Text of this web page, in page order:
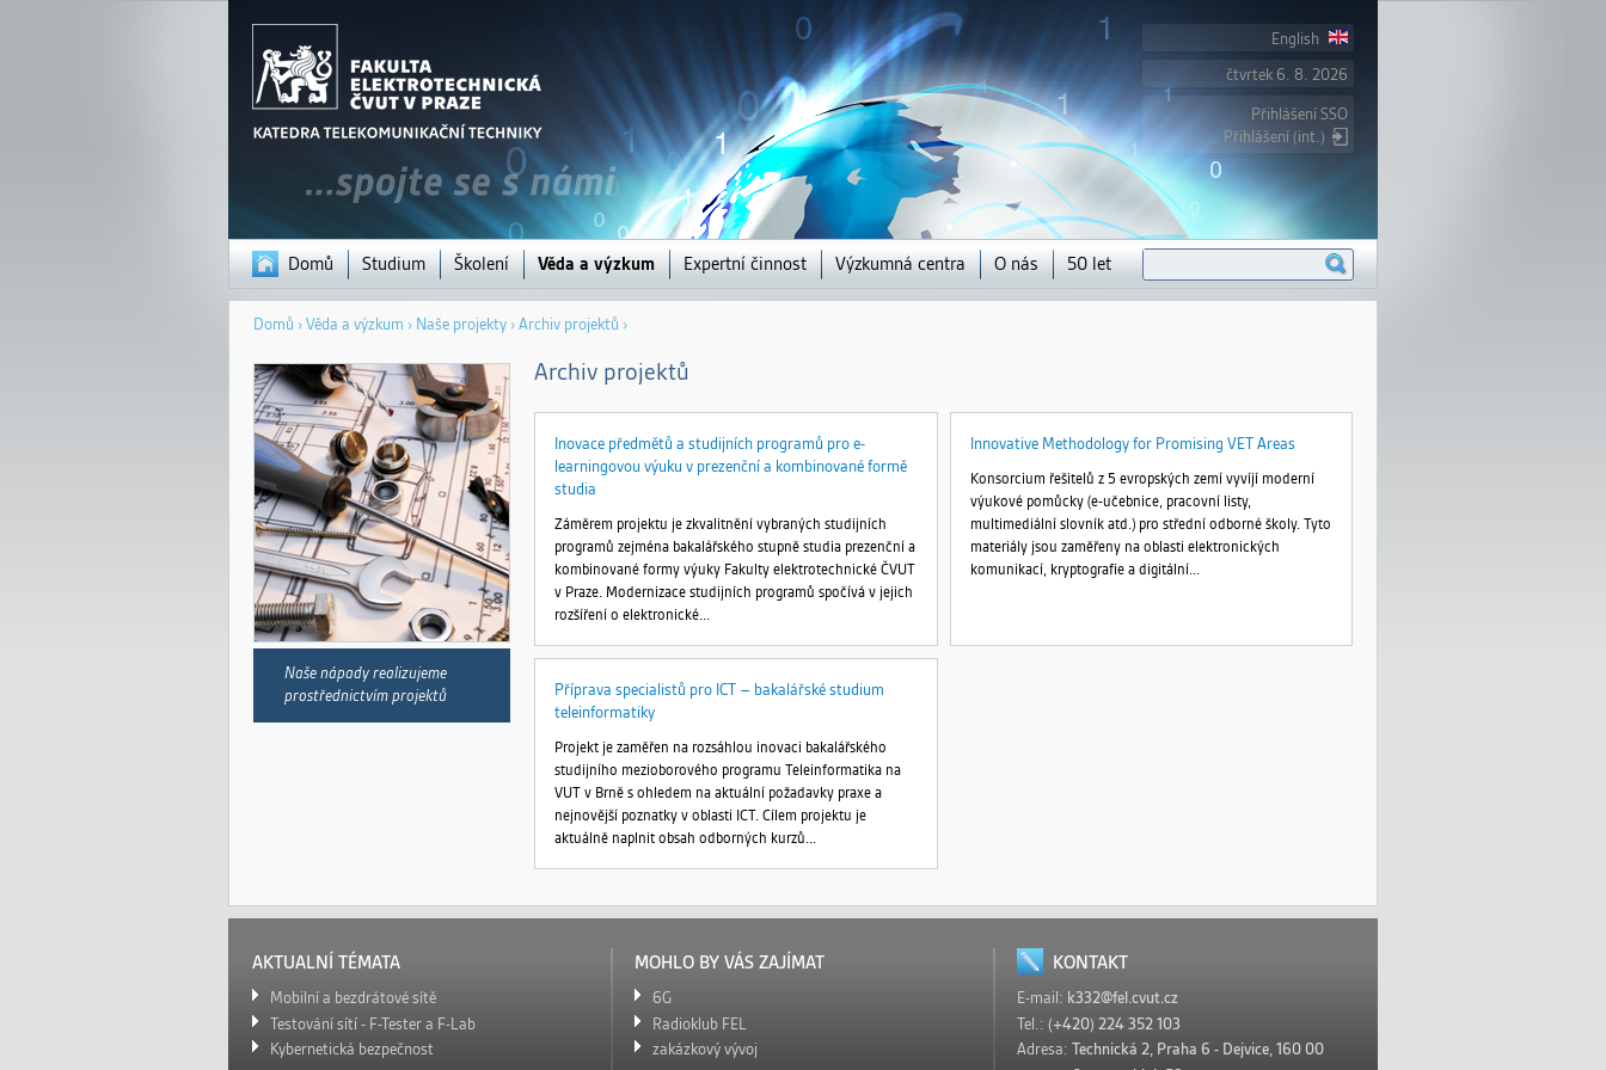
Jump to navigation
English
čtvrtek 6. 8. 2026
Přihlášení SSO
Přihlášení (int.)
Domů Studium Školení Věda a výzkum Expertní činnost Výzkumná centra O nás 50 let y
h
l
n
l
e
Jste
Domů › Věda a výzkum › Naše projekty › Archiv projektů ›
Archiv projektů
Inovace předmětů a studijních programů pro e-
learningovou výuku v prezenční a kombinované formě
studia
Záměrem projektu je zkvalitnění vybraných studijních
programů zejména bakalářského stupně studia prezenční a
kombinované formy výuky Fakulty elektrotechnické ČVUT
v Praze. Modernizace studijních programů spočívá v jejich
rozšíření o elektronické...
Innovative Methodology for Promising VET Areas
Konsorcium řešitelů z 5 evropských zemí vyvíjí moderní
výukové pomůcky (e-učebnice, pracovní listy,
multimediální slovník atd.) pro střední odborné školy. Tyto
materiály jsou zaměřeny na oblasti elektronických
komunikací, kryptografie a digitální...
Příprava specialistů pro ICT – bakalářské studium
teleinformatiky
Projekt je zaměřen na rozsáhlou inovaci bakalářského
studijního mezioborového programu Teleinformatika na
VUT v Brně s ohledem na aktuální požadavky praxe a
nejnovější poznatky v oblasti ICT. Cílem projektu je
aktuálně naplnit obsah odborných kurzů...
Naše nápady realizujeme
prostřednictvím projektů
AKTUALNÍ TÉMATA
Mobilní a bezdrátové sítě
Testování sítí - F-Tester a F-Lab
Kybernetická bezpečnost
MOHLO BY VÁS ZAJÍMAT
6G
Radioklub FEL
zakázkový vývoj
KONTAKT
E-mail: k332@fel.cvut.cz
Tel.: (+420) 224 352 103
Adresa: Technická 2, Praha 6 - Dejvice, 160 00